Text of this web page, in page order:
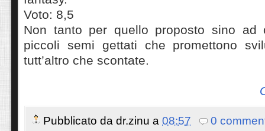
Voto: 8,5
Non tanto per quello proposto sino ad
piccoli semi gettati che promettono
tutt’altro che scontate.
Pubblicato da dr.zinu a 08:57
0